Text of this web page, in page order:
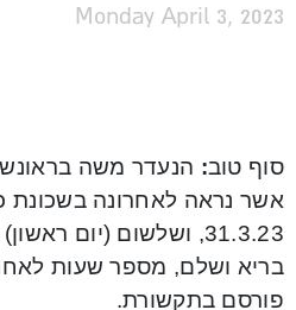
Monday April 3, 2023
סוף טוב:
אשר נראה לאחרונה בשכונת
31.3.23, ושלשום (יום
בריא ושלם, מספר שעות
פורסם בתקשורת.